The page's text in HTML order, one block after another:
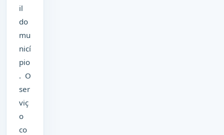
il
do
mu
nicí
pio
. O
ser
viç
o
co